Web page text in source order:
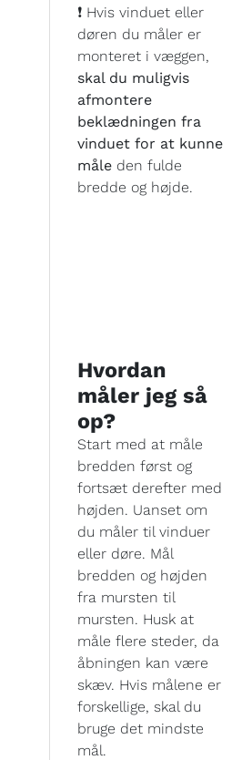
❗ Hvis vinduet eller
døren du måler er
monteret i væggen,
skal du muligvis
afmontere
beklædningen fra
vinduet for at kunne
måle den fulde
bredde og højde.
Hvordan
måler jeg så
op?
Start med at måle
bredden først og
fortsæt derefter med
højden. Uanset om
du måler til vinduer
eller døre. Mål
bredden og højden
fra mursten til
mursten. Husk at
måle flere steder, da
åbningen kan være
skæv. Hvis målene er
forskellige, skal du
bruge det mindste
mål.